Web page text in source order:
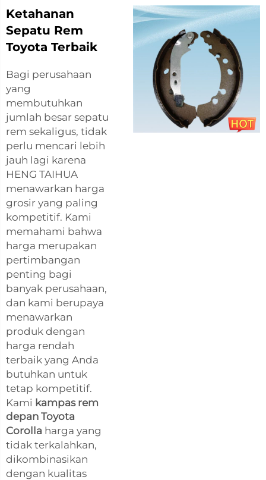
Ketahanan
Sepatu Rem
Toyota Terbaik
Bagi perusahaan
yang
membutuhkan
jumlah besar sepatu
rem sekaligus, tidak
perlu mencari lebih
jauh lagi karena
HENG TAIHUA
menawarkan harga
grosir yang paling
kompetitif. Kami
memahami bahwa
harga merupakan
pertimbangan
penting bagi
banyak perusahaan,
dan kami berupaya
menawarkan
produk dengan
harga rendah
terbaik yang Anda
butuhkan untuk
tetap kompetitif.
Kami kampas rem
depan Toyota
Corolla harga yang
tidak terkalahkan,
dikombinasikan
dengan kualitas